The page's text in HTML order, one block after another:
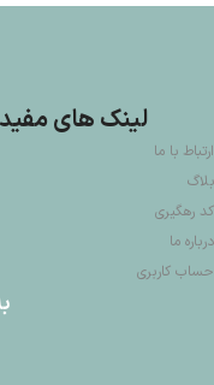
لینک های مفید
ارتباط با ما
بلاگ
کد رهگیری
درباره ما
حساب کاربری